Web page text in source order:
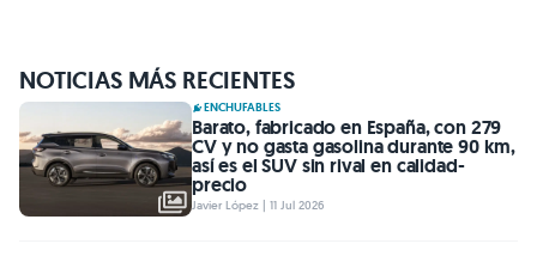
NOTICIAS MÁS RECIENTES
ENCHUFABLES
Barato, fabricado en España, con 279
CV y no gasta gasolina durante 90 km,
así es el SUV sin rival en calidad-
precio
Javier López | 11 Jul 2026